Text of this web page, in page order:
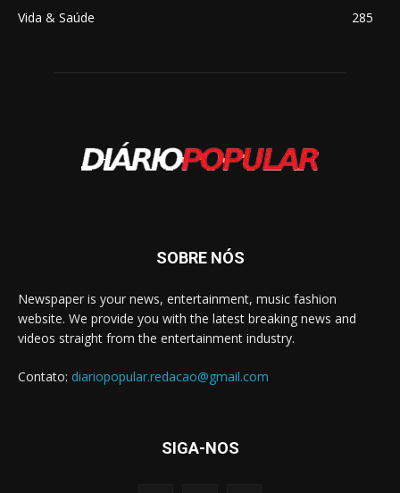
Vida & Saúde
285
SOBRE NÓS
Newspaper is your news, entertainment, music fashion
website. We provide you with the latest breaking news and
videos straight from the entertainment industry.
Contato: diariopopular.redacao@gmail.com
SIGA-NOS